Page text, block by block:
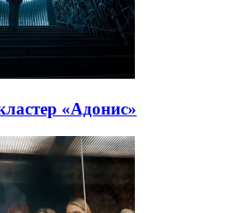
«Адонис»